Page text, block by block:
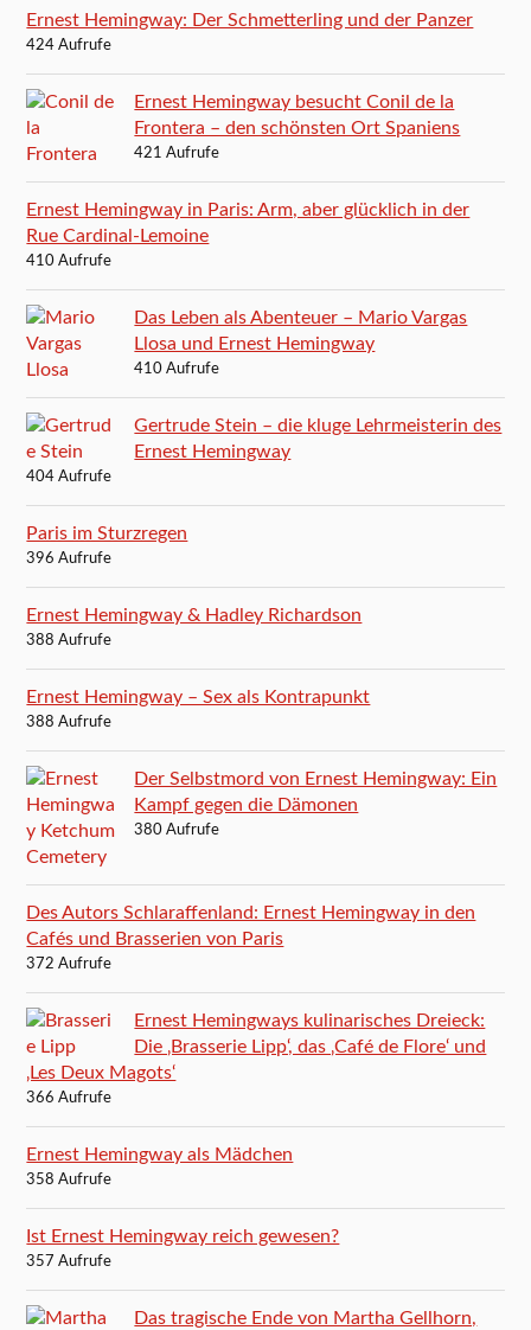
Ernest Hemingway: Der Schmetterling und der Panzer
424 Aufrufe
Ernest Hemingway besucht Conil de la
Frontera – den schönsten Ort Spaniens
421 Aufrufe
Ernest Hemingway in Paris: Arm, aber glücklich in der
Rue Cardinal-Lemoine
410 Aufrufe
Das Leben als Abenteuer – Mario Vargas
Llosa und Ernest Hemingway
410 Aufrufe
Gertrude Stein – die kluge Lehrmeisterin des
Ernest Hemingway
404 Aufrufe
Paris im Sturzregen
396 Aufrufe
Ernest Hemingway & Hadley Richardson
388 Aufrufe
Ernest Hemingway – Sex als Kontrapunkt
388 Aufrufe
Der Selbstmord von Ernest Hemingway: Ein
Kampf gegen die Dämonen
380 Aufrufe
Des Autors Schlaraffenland: Ernest Hemingway in den
Cafés und Brasserien von Paris
372 Aufrufe
Ernest Hemingways kulinarisches Dreieck:
Die ‚Brasserie Lipp‘, das ‚Café de Flore‘ und
‚Les Deux Magots‘
366 Aufrufe
Ernest Hemingway als Mädchen
358 Aufrufe
Ist Ernest Hemingway reich gewesen?
357 Aufrufe
Das tragische Ende von Martha Gellhorn,